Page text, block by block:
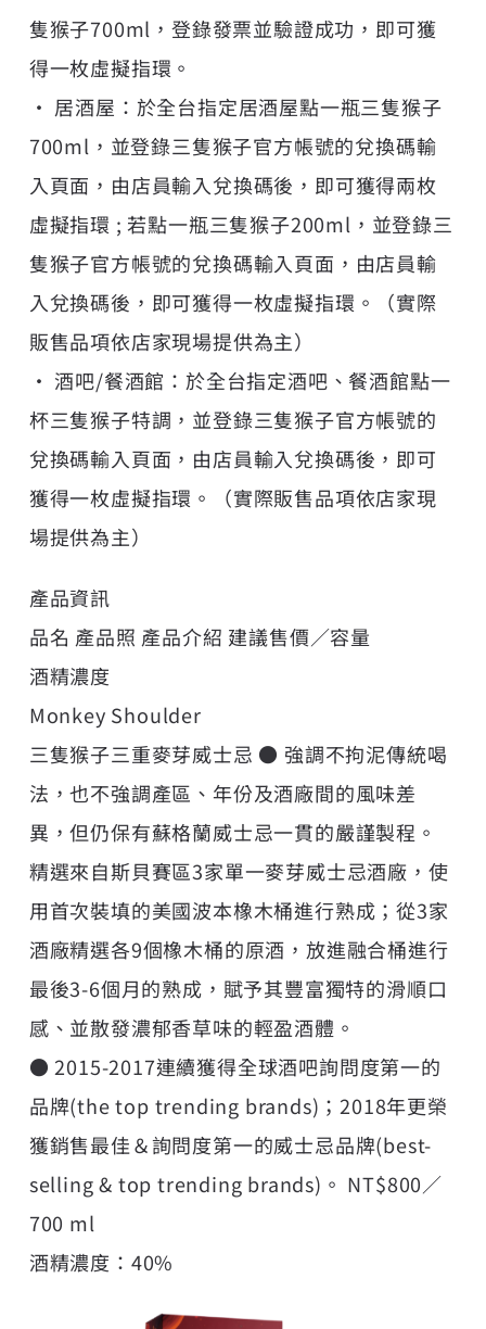
隻猴子700ml，登錄發票並驗證成功，即可獲
得一枚虛擬指環。
• 居酒屋：於全台指定居酒屋點一瓶三隻猴子
700ml，並登錄三隻猴子官方帳號的兌換碼輸
入頁面，由店員輸入兌換碼後，即可獲得兩枚
虛擬指環 ; 若點一瓶三隻猴子200ml，並登錄三
隻猴子官方帳號的兌換碼輸入頁面，由店員輸
入兌換碼後，即可獲得一枚虛擬指環。（實際
販售品項依店家現場提供為主）
• 酒吧/餐酒館：於全台指定酒吧、餐酒館點一
杯三隻猴子特調，並登錄三隻猴子官方帳號的
兌換碼輸入頁面，由店員輸入兌換碼後，即可
獲得一枚虛擬指環。（實際販售品項依店家現
場提供為主）
產品資訊
品名 產品照 產品介紹 建議售價／容量
酒精濃度
Monkey Shoulder
三隻猴子三重麥芽威士忌 ● 強調不拘泥傳統喝
法，也不強調產區、年份及酒廠間的風味差
異，但仍保有蘇格蘭威士忌一貫的嚴謹製程。
精選來自斯貝賽區3家單一麥芽威士忌酒廠，使
用首次裝填的美國波本橡木桶進行熟成；從3家
酒廠精選各9個橡木桶的原酒，放進融合桶進行
最後3-6個月的熟成，賦予其豐富獨特的滑順口
感、並散發濃郁香草味的輕盈酒體。
● 2015-2017連續獲得全球酒吧詢問度第一的
品牌(the top trending brands)；2018年更榮
獲銷售最佳＆詢問度第一的威士忌品牌(best-
selling & top trending brands)。 NT$800／
700 ml
酒精濃度：40%